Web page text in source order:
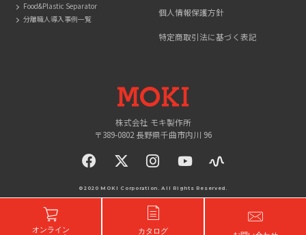
オンライン
カタログ
Food&Plastic Separator
分離職人導入事例一覧
個人情報保護方針
特定商取引法に基づく表記
MOKI
株式会社 モキ製作所
〒389-0802 長野県千曲市内川 96
©2020 MOKI Corporation. All Rights Reserved.